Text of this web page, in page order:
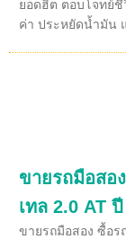
ยอดฮิต ตอบโจทย์
ค่า ประหยัดน้ำมัน
ขายรถมือสอ
เทล 2.0 AT
ขายรถมือสอง ซื้อร